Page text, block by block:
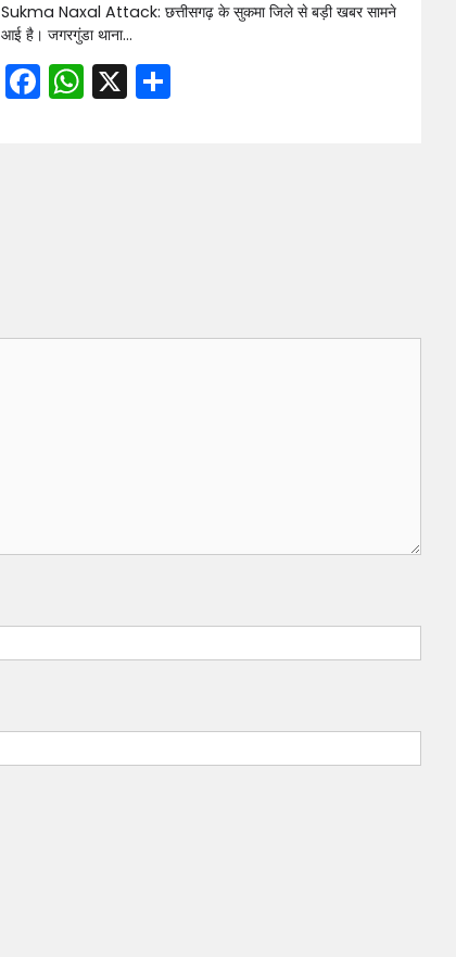
Sukma Naxal Attack: छत्तीसगढ़ के सुकमा जिले से बड़ी खबर सामने
आई है। जगरगुंडा थाना…
Facebook
WhatsApp
X